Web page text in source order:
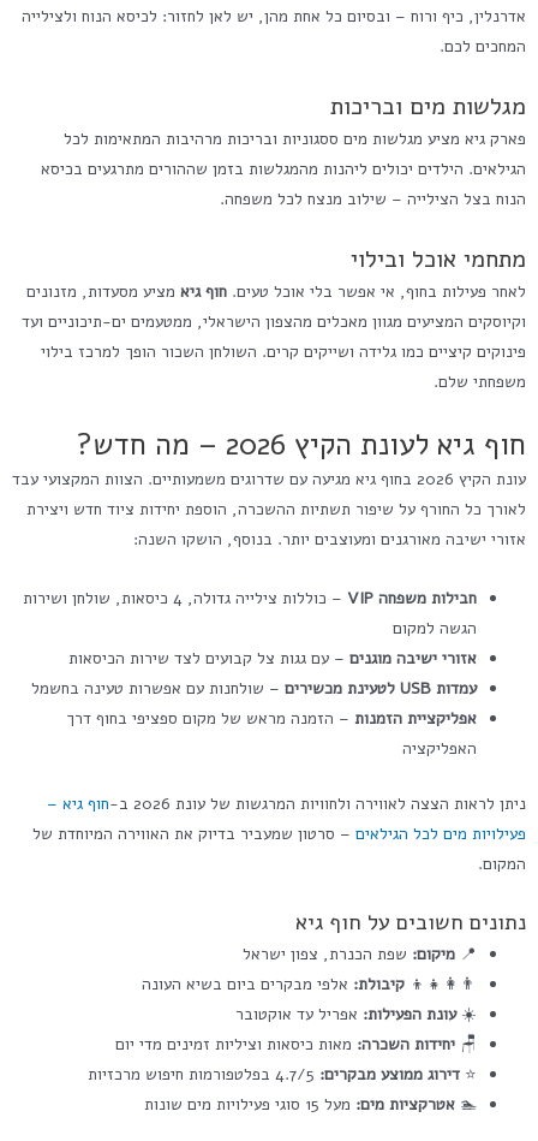
אדרנלין, כיף ורוח – ובסיום כל אחת מהן, יש לאן לחזור: לכיסא הנוח ולצילייה
המחכים לכם.
מגלשות מים ובריכות
פארק גיא מציע מגלשות מים ססגוניות ובריכות מרהיבות המתאימות לכל
הגילאים. הילדים יכולים ליהנות מהמגלשות בזמן שההורים מתרגעים בכיסא
הנוח בצל הצילייה – שילוב מנצח לכל משפחה.
מתחמי אוכל ובילוי
לאחר פעילות בחוף, אי אפשר בלי אוכל טעים. חוף גיא מציע מסעדות, מזנונים
וקיוסקים המציעים מגוון מאכלים מהצפון הישראלי, ממטעמים ים-תיכוניים ועד
פינוקים קיציים כמו גלידה ושייקים קרים. השולחן השכור הופך למרכז בילוי
משפחתי שלם.
חוף גיא לעונת הקיץ 2026 – מה חדש?
עונת הקיץ 2026 בחוף גיא מגיעה עם שדרוגים משמעותיים. הצוות המקצועי עבד
לאורך כל החורף על שיפור תשתיות ההשכרה, הוספת יחידות ציוד חדש ויצירת
אזורי ישיבה מאורגנים ומעוצבים יותר. בנוסף, הושקו השנה:
חבילות משפחה VIP
– כוללות צילייה גדולה, 4 כיסאות, שולחן ושירות
הגשה למקום
אזורי ישיבה מוגנים – עם גגות צל קבועים לצד שירות הכיסאות
עמדות USB לטעינת מכשירים
– שולחנות עם אפשרות טעינה בחשמל
אפליקציית הזמנות – הזמנה מראש של מקום ספציפי בחוף דרך
האפליקציה
ניתן לראות הצצה לאווירה ולחוויות המרגשות של עונת 2026 ב-
חוף גיא –
פעילויות מים לכל הגילאים – סרטון שמעביר בדיוק את האווירה המיוחדת של
המקום.
נתונים חשובים על חוף גיא
📍מיקום: שפת הכנרת, צפון ישראל
👨‍👩‍👧‍👦קיבולת: אלפי מבקרים ביום בשיא העונה
☀️עונת הפעילות: אפריל עד אוקטובר
🪑יחידות השכרה: מאות כיסאות וציליות זמינים מדי יום
⭐דירוג ממוצע מבקרים:
🏊אטרקציות מים: מעל 15 סוגי פעילויות מים שונות